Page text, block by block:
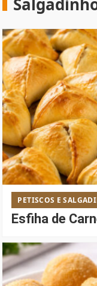
PETISCOS E
Esfiha de